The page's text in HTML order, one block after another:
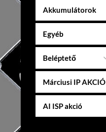
Akkumulátorok
Egyéb
Beléptető
Márciusi IP AKCIÓ
AI ISP akció